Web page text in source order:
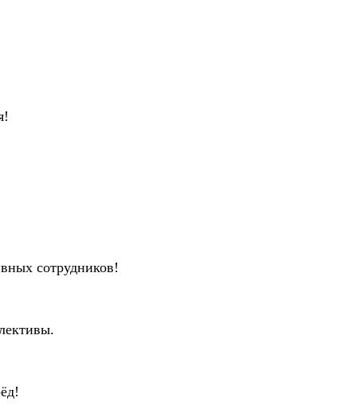
сотрудников!